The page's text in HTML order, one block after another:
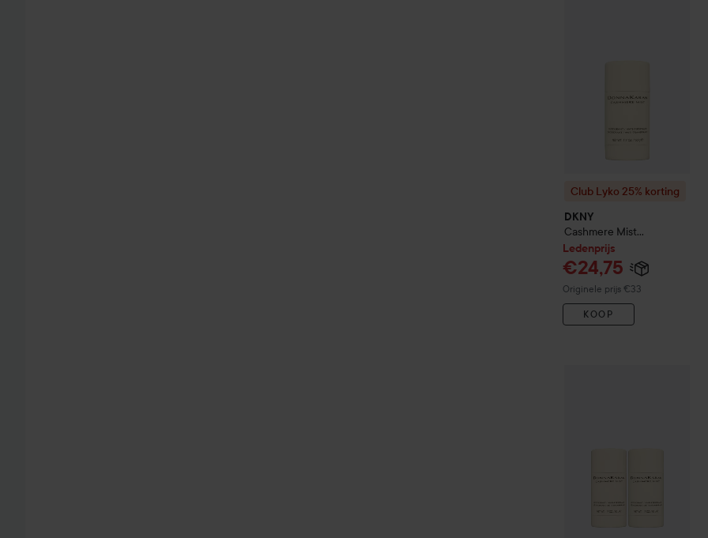
Club Lyko 25% korting
DKNY
Cashmere Mist
Deodorant Stick
Ledenprijs
€24,75
Originele prijs €33
Normale prijs €33
KOOP